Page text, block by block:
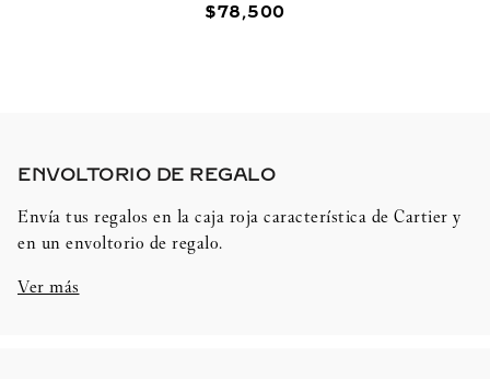
$78,500
ENVOLTORIO DE REGALO​
Envía tus regalos en la caja roja característica de Cartier y
en un envoltorio de regalo.
Ver más